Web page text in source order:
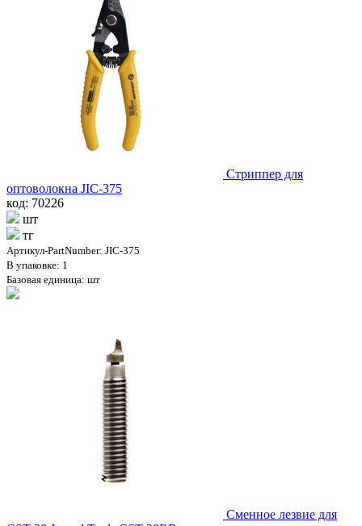
Стриппер для
оптоволокна JIC-375
код: 70226
шт
тг
Артикул-PartNumber: JIC-375
В упаковке: 1
Базовая единица: шт
Сменное лезвие для